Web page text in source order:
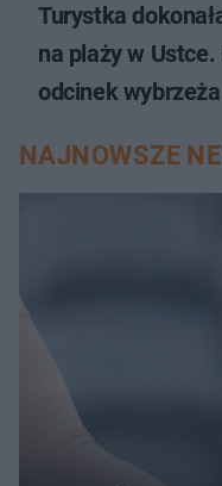
Turystka
na plaży w
odcinek wybrzeża
NAJNOWSZE